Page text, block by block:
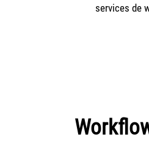
services de